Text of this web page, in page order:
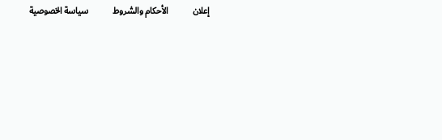
إعلان الأحكام والشروط سياسة الخصوصية